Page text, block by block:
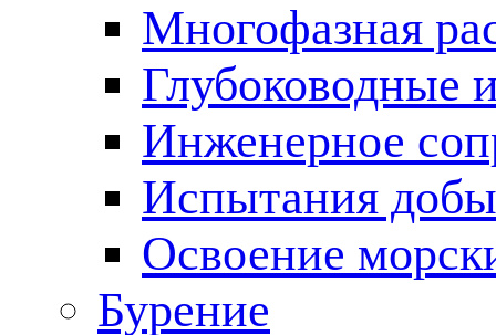
Многофазная
Глубоководные
Инженерное
Испытания
Освоение
Бурение